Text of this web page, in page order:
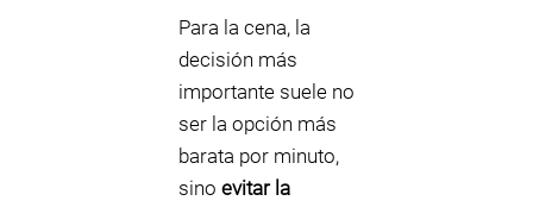
Para la cena, la
decisión más
importante suele no
ser la opción más
barata por minuto,
sino evitar la